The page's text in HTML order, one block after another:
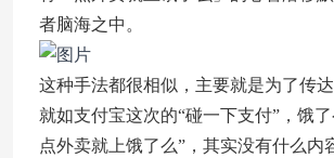
者脑海之中。
这种手法都很相似，主要就是为了传达
就如支付宝这次的“碰一下支付”，饿
点外卖就上饿了么”，其实没有什么内